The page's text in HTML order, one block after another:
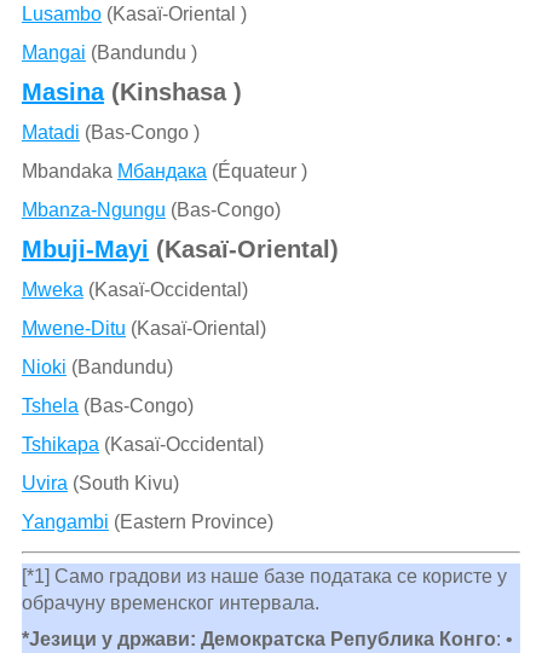
Lusambo(Kasaï-Oriental )
Mangai (Bandundu )
Masina(Kinshasa )
Matadi (Bas-Congo )
Mbandaka Мбандака (Équateur )
Mbanza-Ngungu (Bas-Congo)
Mbuji-Mayi (Kasaï-Oriental)
Mweka (Kasaï-Occidental)
Mwene-Ditu (Kasaï-Oriental)
Nioki (Bandundu)
Tshela (Bas-Congo)
Tshikapa (Kasaï-Occidental)
Uvira (South Kivu)
Yangambi (Eastern Province)
[*1] Само градови из наше базе података се користе у
обрачуну временског интервала.
*Језици у држави: Демократска Република Конго: •